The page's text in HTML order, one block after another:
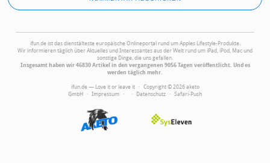
ifun.de ist das dienstälteste europäische Onlineportal rund um Apples Lifestyle-Produkte.
Wir informieren täglich über Aktuelles und Interessantes aus der Welt rund um iPad, iPod, Mac und
sonstige Dinge, die uns gefallen.
Insgesamt haben wir 46830 Artikel in den vergangenen 9056 Tagen veröffentlicht. Und es
werden täglich mehr.
ifun.de — Love it or leave it · Copyright © 2026 aketo
GmbH · Impressum · · Datenschutz · Safari-Push